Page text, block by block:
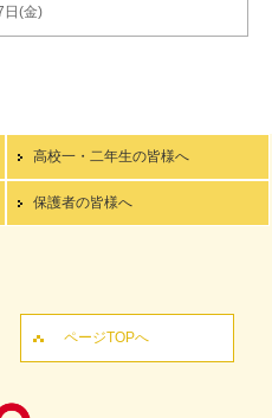
日(金)
高校一・二年生の皆様へ
保護者の皆様へ
ページTOPへ